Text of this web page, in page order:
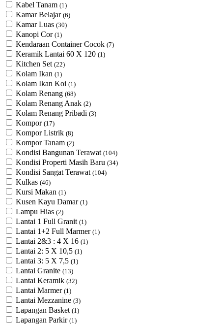
Kabel Tanam (1)
Kamar Belajar (6)
Kamar Luas (30)
Kanopi Cor (1)
Kendaraan Container Cocok (7)
Keramik Lantai 60 X 120 (1)
Kitchen Set (22)
Kolam Ikan (1)
Kolam Ikan Koi (1)
Kolam Renang (68)
Kolam Renang Anak (2)
Kolam Renang Pribadi (3)
Kompor (17)
Kompor Listrik (8)
Kompor Tanam (2)
Kondisi Bangunan Terawat (104)
Kondisi Properti Masih Baru (34)
Kondisi Sangat Terawat (104)
Kulkas (46)
Kursi Makan (1)
Kusen Kayu Damar (1)
Lampu Hias (2)
Lantai 1 Full Granit (1)
Lantai 1+2 Full Marmer (1)
Lantai 2&3 : 4 X 16 (1)
Lantai 2: 5 X 10,5 (1)
Lantai 3: 5 X 7,5 (1)
Lantai Granite (13)
Lantai Keramik (32)
Lantai Marmer (1)
Lantai Mezzanine (3)
Lapangan Basket (1)
Lapangan Parkir (1)